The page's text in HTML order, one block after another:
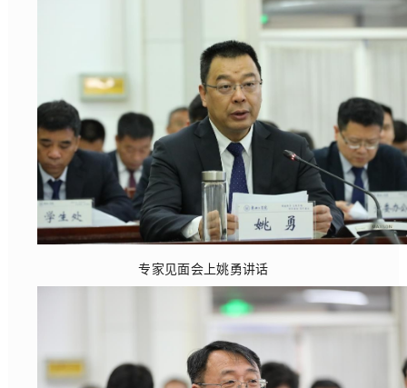
专家见面会上姚勇讲话